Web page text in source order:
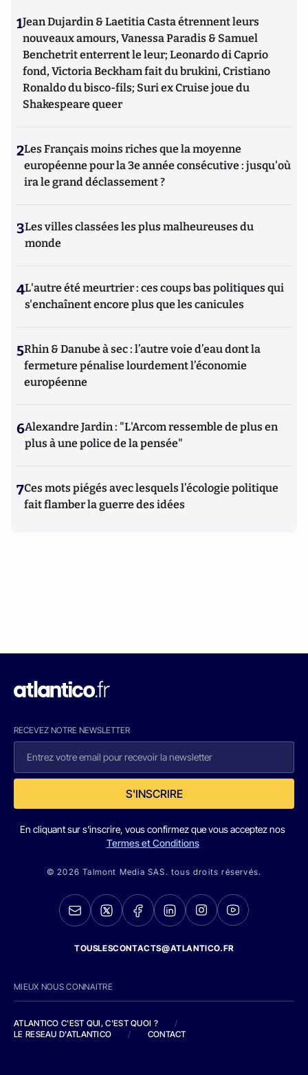
1Jean Dujardin & Laetitia Casta étrennent leurs
nouveaux amours, Vanessa Paradis & Samuel
Benchetrit enterrent le leur; Leonardo di Caprio
fond, Victoria Beckham fait du brukini, Cristiano
Ronaldo du bisco-fils; Suri ex Cruise joue du
Shakespeare queer
2Les Français moins riches que la moyenne
européenne pour la 3e année consécutive : jusqu'où
ira le grand déclassement ?
3Les villes classées les plus malheureuses du
monde
4L'autre été meurtrier : ces coups bas politiques qui
s'enchaînent encore plus que les canicules
5Rhin & Danube à sec : l’autre voie d’eau dont la
fermeture pénalise lourdement l’économie
européenne
6Alexandre Jardin : "L'Arcom ressemble de plus en
plus à une police de la pensée"
7Ces mots piégés avec lesquels l’écologie politique
fait flamber la guerre des idées
RECEVEZ NOTRE NEWSLETTER
S'INSCRIRE
En cliquant sur s'inscrire, vous confirmez que vous acceptez nos
Termes et Conditions
© 2026 Talmont Media SAS. tous droits réservés.
TOUSLESCONTACTS@ATLANTICO.FR
MIEUX NOUS CONNAITRE
ATLANTICO C'EST QUI, C'EST QUOI ?
/
LE RESEAU D'ATLANTICO
/ CONTACT